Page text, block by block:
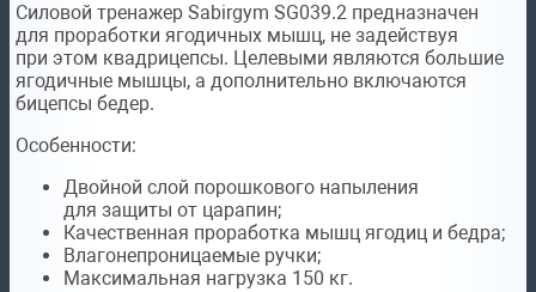
Силовой тренажер Sabirgym SG039.2 предназначен
для проработки ягодичных мышц, не задействуя
при этом квадрицепсы. Целевыми являются большие
ягодичные мышцы, а дополнительно включаются
бицепсы бедер.
Особенности:
Двойной слой порошкового напыления
для защиты от царапин;
Качественная проработка мышц ягодиц и бедра;
Влагонепроницаемые ручки;
Максимальная нагрузка 150 кг.